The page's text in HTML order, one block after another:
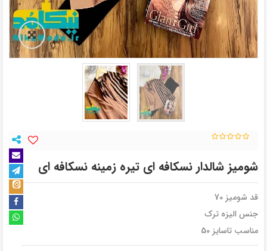
شومیز شالدار نسکافه ای تیره زمینه نسکافه ای
قد شومیز 70
جنس الیزه ترک
مناسب تاسایز 50